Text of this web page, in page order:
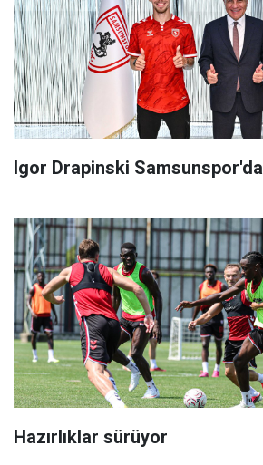
Igor Drapinski Samsunspor'da
Hazırlıklar sürüyor